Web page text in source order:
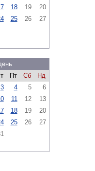
18 19
20
25 26
27
Пт Сб
Нд
3 4 5
6
11 12
13
18 19
20
25 26
27